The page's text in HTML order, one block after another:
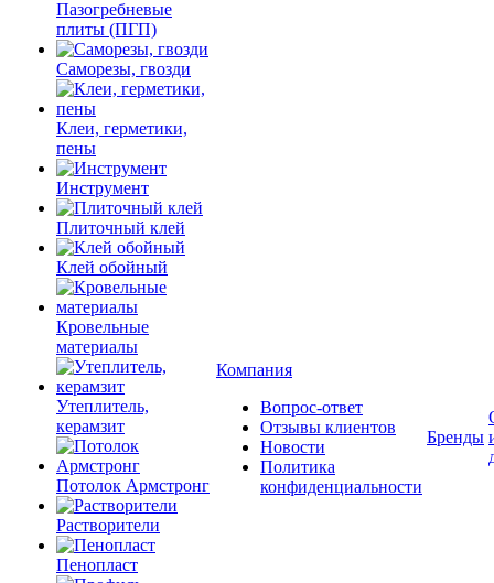
Пазогребневые
плиты (ПГП)
Саморезы, гвозди
Клеи, герметики,
пены
Инструмент
Плиточный клей
Клей обойный
Кровельные
материалы
Утеплитель,
керамзит
Потолок Армстронг
Растворители
Пенопласт
Компания
Вопрос-ответ
Отзывы клиентов
Новости
Политика
конфиденциальности
Бренды